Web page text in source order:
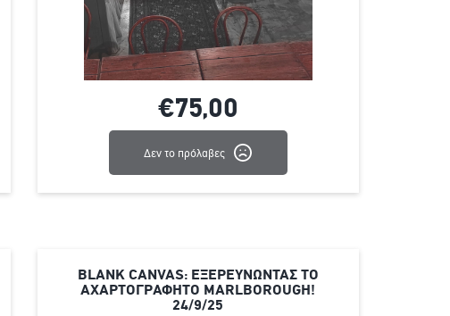
€75,00
Δεν το πρόλαβες
BLANK CANVAS: ΕΞΕΡΕΥΝΩΝΤΑΣ ΤΟ
ΑΧΑΡΤΟΓΡΑΦΗΤΟ MARLBOROUGH!
24/9/25